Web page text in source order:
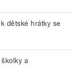
dětské hrátky se
a